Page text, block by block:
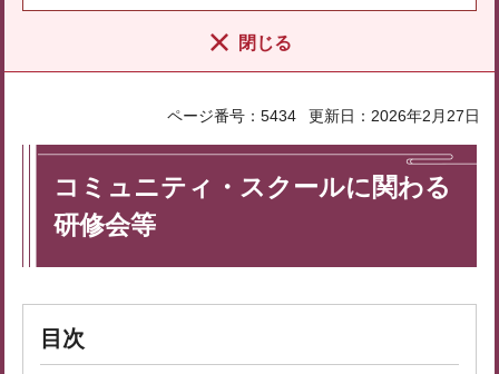
閉じる
ページ番号：5434 更新日：2026年2月27日
コミュニティ・スクールに関わる
研修会等
目次